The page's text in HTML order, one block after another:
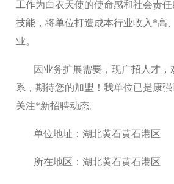
工作为白衣天使的使命感和社会责
技能，将单位打造成本行业收入*高
业。
因业务扩展需要，现广招人才
系，期待您的加盟！我单位已是康
关注*新招聘动态。
单位地址：湖北黄石黄石港区
所在地区：湖北黄石黄石港区